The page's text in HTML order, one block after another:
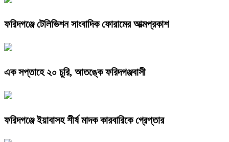
ফরিদগঞ্জে টেলিভিশন সাংবাদিক ফোরামের আত্মপ্রকাশ
এক সপ্তাহে ২০ চুরি, আতঙ্কে ফরিদগঞ্জবাসী
ফরিদগঞ্জে ইয়াবাসহ শীর্ষ মাদক কারবারিকে গ্রেপ্তার